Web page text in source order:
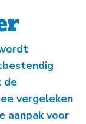
de
vergeleken
aanpak voor